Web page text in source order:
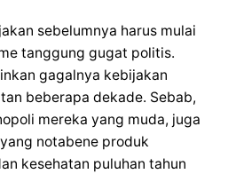
sebelumnya harus mulai
tanggung gugat politis.
gagalnya kebijakan
beberapa dekade. Sebab,
mereka yang muda, juga
notabene produk
kesehatan puluhan tahun